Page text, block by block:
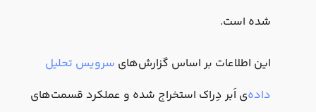
شده است.
این اطلاعات بر اساس گزارش‌های سرویس تحلیل
داده‌ی اَبر دِراک استخراج شده و عملکرد قسمت‌های